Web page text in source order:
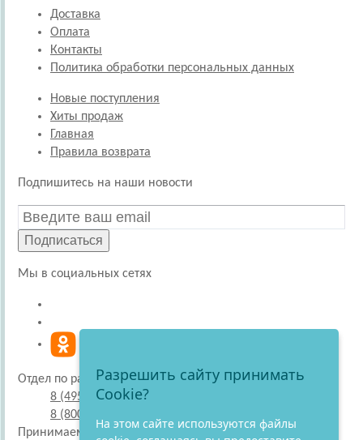
Доставка
Оплата
Контакты
Политика обработки персональных данных
Новые поступления
Хиты продаж
Главная
Правила возврата
Подпишитесь на наши новости
Подписаться
Мы в социальных сетях
Отдел по работе с покупателями
8 (495) 220-51-30
8 (800) 707-27-19
Принимаем к оплате
Разрешить сайту принимать
Cookie?
На этом сайте используются файлы